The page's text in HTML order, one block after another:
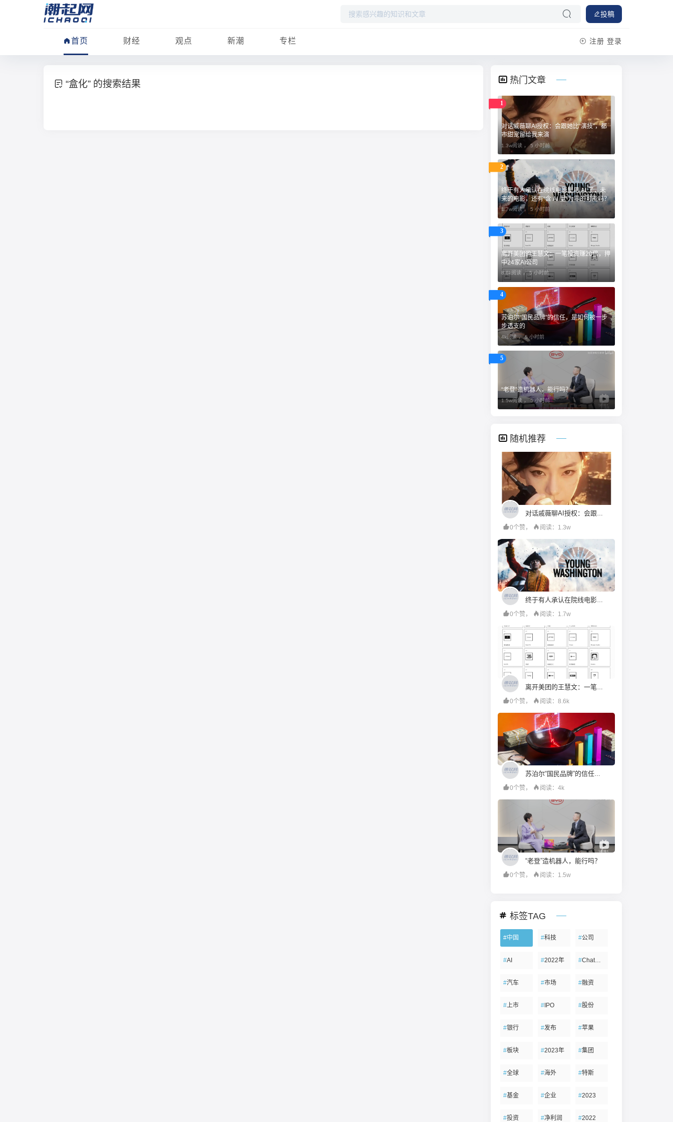
投稿
首页 财经 观点 新潮 专栏 注册 登录
“盒化” 的搜索结果 热门文章
1
对话戚薇聊AI授权：会跟她比“演技”，都
市甜宠留给我来演
1.3w阅读 ，5 小时前
2
终于有人承认在院线电影里用 AI 了，未
来的电影，还有“含 AI 量”为零的可能吗？
1.7w阅读 ，5 小时前
3
离开美团的王慧文：一笔投资赚20倍，押
中24家AI公司
8.6k阅读 ，5 小时前
4
苏泊尔“国民品牌”的信任，是如何被一步
步透支的
4k阅读 ，5 小时前
5
“老登”造机器人，能行吗？
1.5w阅读 ，5 小时前
随机推荐
0个赞，
阅读：1.3w
终于有人承认在院线电影里用 AI 了，未来的电影，还有“含 AI 量”为零的可能吗？
0个赞，
阅读：1.7w
离开美团的王慧文：一笔投资赚20倍，押中24家AI公司
0个赞，
阅读：8.6k
苏泊尔“国民品牌”的信任，是如何被一步步透支的
0个赞，
阅读：4k
“老登”造机器人，能行吗？
0个赞， 阅读：1.5w
标签TAG
#中国 #科技 #公司
#AI #2022年 #ChatGPT
#汽车 #市场 #融资
#上市 #IPO #股份
#银行 #发布 #苹果
#板块 #2023年 #集团
#全球 #海外 #特斯
#基金 #企业 #2023
#投资 #净利润 #2022